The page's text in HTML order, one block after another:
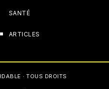
SANTÉ
ARTICLES
· TOUS DROITS